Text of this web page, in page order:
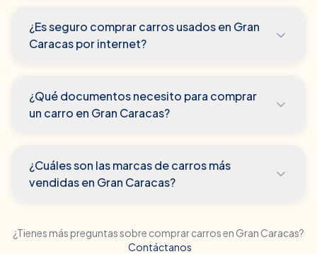
¿Es seguro comprar carros usados en Gran
Caracas por internet?
¿Qué documentos necesito para comprar
un carro en Gran Caracas?
¿Cuáles son las marcas de carros más
vendidas en Gran Caracas?
¿Tienes más preguntas sobre comprar carros en Gran Caracas?
Contáctanos